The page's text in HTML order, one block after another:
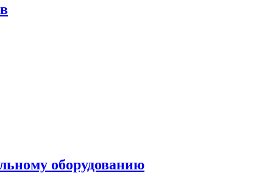
оборудованию